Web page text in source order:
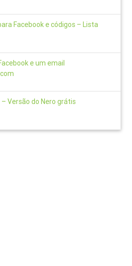
Facebook e códigos – Lista
e um email
Versão do Nero grátis